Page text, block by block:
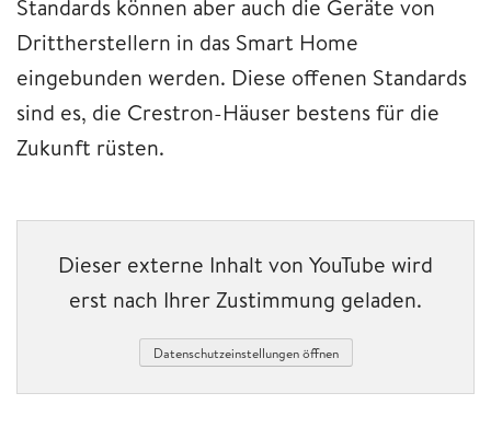
Standards können aber auch die Geräte von
Drittherstellern in das Smart Home
eingebunden werden. Diese offenen Standards
sind es, die Crestron-Häuser bestens für die
Zukunft rüsten.
Dieser externe Inhalt von YouTube wird
erst nach Ihrer Zustimmung geladen.
Datenschutzeinstellungen öffnen